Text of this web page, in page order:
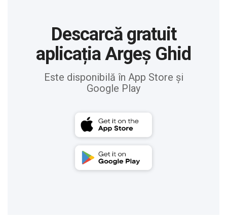
Descarcă gratuit
aplicația Argeș Ghid
Este disponibilă în App Store și
Google Play